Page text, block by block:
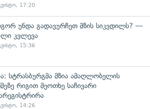
17:20
უნდა გადავურჩეთ მზის სიკვდილს? —
კვლევა
15:36
სტრასბურგმა მზია ამაღლობელის
რიგით მეოთხე საჩივარი
14:26